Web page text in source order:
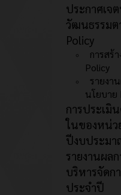
ประกาศเจ
วัฒนธรรมต
Policy
การสร้
Policy
รายงา
นโยบาย
การประเมิ
ในของหน่ว
ปีงบประมา
รายงานผล
บริหารจัดก
ประจำปี